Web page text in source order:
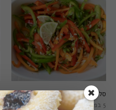
סלט פלפלים טרי וצבעוני
5 בפברואר 2021